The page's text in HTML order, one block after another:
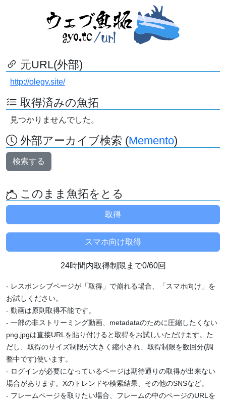
元URL(外部)
http://olegv.site/
取得済みの魚拓
見つかりませんでした。
外部アーカイブ検索 (Memento)
検索する
このまま魚拓をとる
24時間内取得制限まで0/60回
- レスポンシブページが「取得」で崩れる場合、「スマホ向け」を
お試しください。
- 動画は原則取得不能です。
- 一部の非ストリーミング動画、metadataのために圧縮したくない
png,jpgは直接URLを貼り付けると取得をお試しいただけます。た
だし、取得のサイズ制限が大きく縮小され、取得制限を数回分(調
整中です)使います。
- ログインが必要になっているページは期待通りの取得が出来ない
場合があります。Xのトレンドや検索結果、その他のSNSなど。
- フレームページを取りたい場合、フレームの中のページのURLを